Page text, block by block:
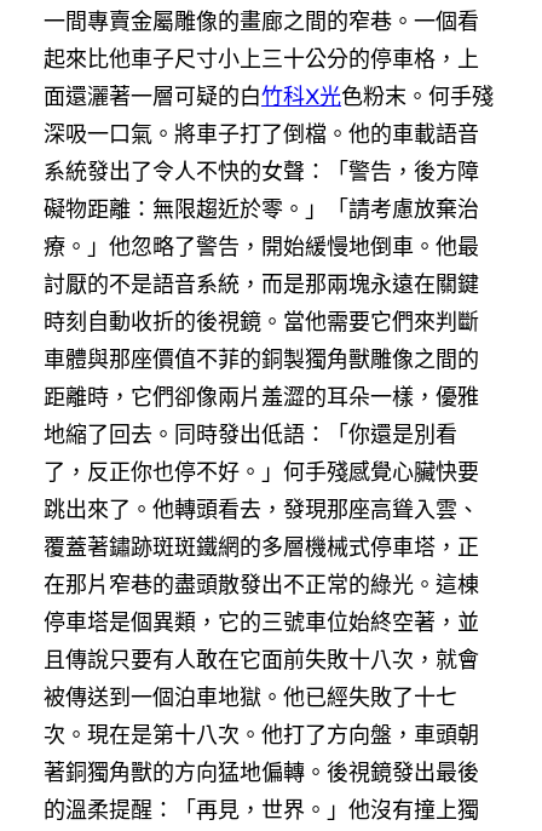
一間專賣金屬雕像的畫廊之間的窄巷。一個看
起來比他車子尺寸小上三十公分的停車格，上
面還灑著一層可疑的白竹科X光色粉末。何手殘
深吸一口氣。將車子打了倒檔。他的車載語音
系統發出了令人不快的女聲：「警告，後方障
礙物距離：無限趨近於零。」「請考慮放棄治
療。」他忽略了警告，開始緩慢地倒車。他最
討厭的不是語音系統，而是那兩塊永遠在關鍵
時刻自動收折的後視鏡。當他需要它們來判斷
車體與那座價值不菲的銅製獨角獸雕像之間的
距離時，它們卻像兩片羞澀的耳朵一樣，優雅
地縮了回去。同時發出低語：「你還是別看
了，反正你也停不好。」何手殘感覺心臟快要
跳出來了。他轉頭看去，發現那座高聳入雲、
覆蓋著鏽跡斑斑鐵網的多層機械式停車塔，正
在那片窄巷的盡頭散發出不正常的綠光。這棟
停車塔是個異類，它的三號車位始終空著，並
且傳說只要有人敢在它面前失敗十八次，就會
被傳送到一個泊車地獄。他已經失敗了十七
次。現在是第十八次。他打了方向盤，車頭朝
著銅獨角獸的方向猛地偏轉。後視鏡發出最後
的溫柔提醒：「再見，世界。」他沒有撞上獨